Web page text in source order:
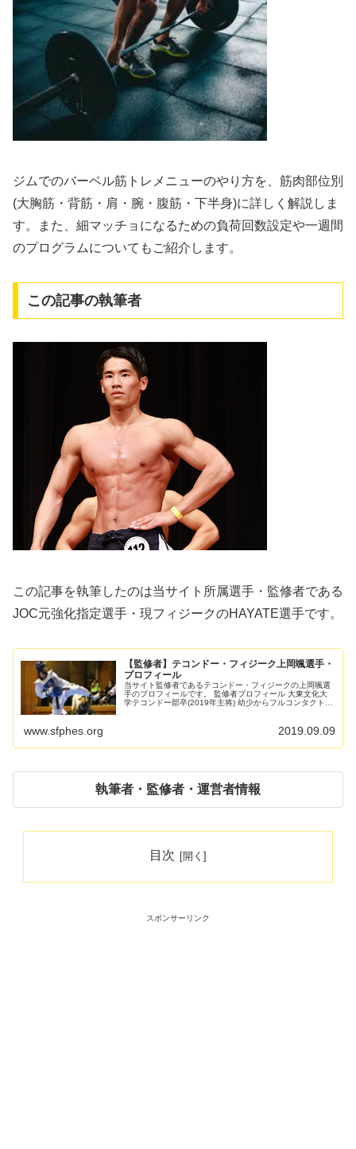
ジムでのバーベル筋トレメニューのやり方を、筋肉部位別
(大胸筋・背筋・肩・腕・腹筋・下半身)に詳しく解説しま
す。また、細マッチョになるための負荷回数設定や一週間
のプログラムについてもご紹介します。
この記事の執筆者
この記事を執筆したのは当サイト所属選手・監修者である
JOC元強化指定選手・現フィジークのHAYATE選手です。
【監修者】テコンドー・フィジーク上岡颯選手・
プロフィール
当サイト監修者であるテコンドー・フィジークの上岡颯選
手のプロフィールです。 監修者プロフィール 大東文化大
学テコンドー部卒(2019年主将) 幼少からフルコンタクト空
www.sfphes.org 2019.09.09
執筆者・監修者・運営者情報
目次
スポンサーリンク